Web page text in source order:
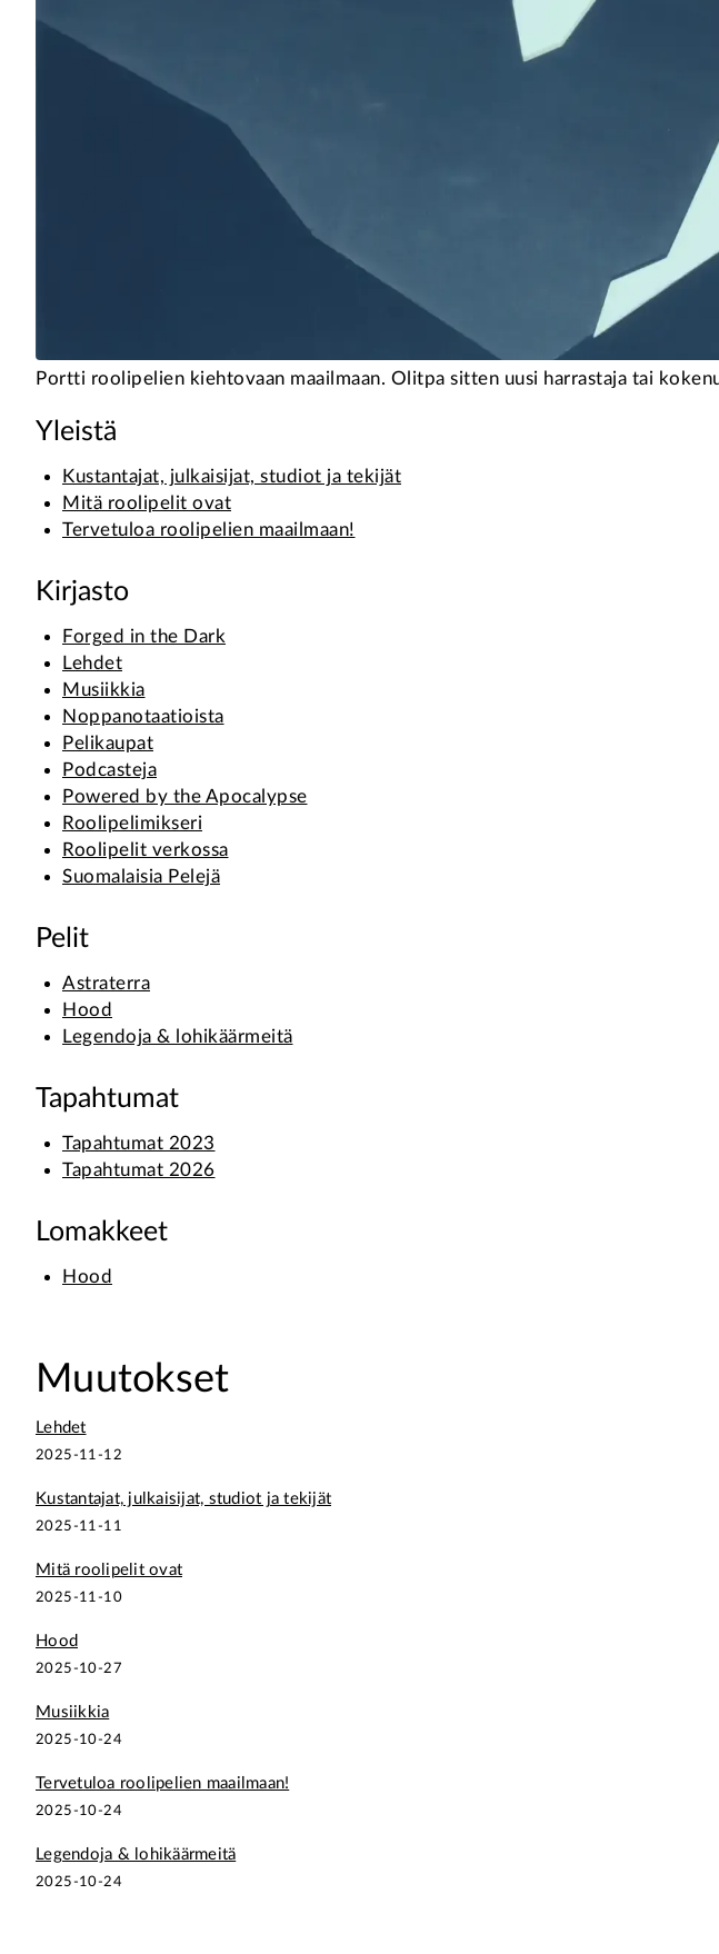
Portti roolipelien kiehtovaan maailmaan. Olitpa sitten uusi harrastaja tai
Yleistä
Kustantajat, julkaisijat, studiot ja tekijät
Mitä roolipelit ovat
Tervetuloa roolipelien maailmaan!
Kirjasto
Forged in the Dark
Lehdet
Musiikkia
Noppanotaatioista
Pelikaupat
Podcasteja
Powered by the Apocalypse
Roolipelimikseri
Roolipelit verkossa
Suomalaisia Pelejä
Pelit
Astraterra
Hood
Legendoja & lohikäärmeitä
Tapahtumat
Tapahtumat 2023
Tapahtumat 2026
Lomakkeet
Hood
Muutokset
Lehdet
2025-11-12
Kustantajat, julkaisijat, studiot ja tekijät
2025-11-11
Mitä roolipelit ovat
2025-11-10
Hood
2025-10-27
Musiikkia
2025-10-24
Tervetuloa roolipelien maailmaan!
2025-10-24
Legendoja & lohikäärmeitä
2025-10-24